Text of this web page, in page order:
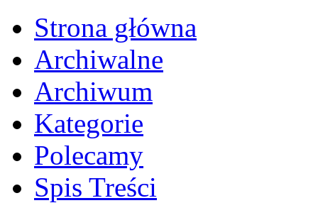
Strona główna
Archiwalne
Archiwum
Kategorie
Polecamy
Spis Treści